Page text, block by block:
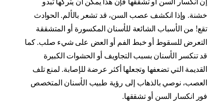
خشنة. وإذا انكشف عصب السن، قد تشعر بالألم. الحوادث
تقع! من الأسباب الشائعة للأسنان المكسورة أو المتشققة
التعرض للسقوط أو خبط الفم أو العض على شيء صلب. كما
قد تنكسر الأسنان بسبب التجاويف أو الحشوات الكبيرة
القديمة التي تضعفها وتجعلها أكثر عرضة للإصابة. لمنع تلف
العصب، نوصي بالذهاب إلى رؤية طبيب الأسنان المتخصص
فور انكسار السن أو تشققها.